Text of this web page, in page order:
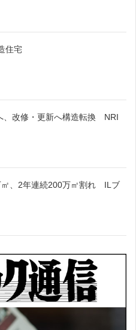
住宅
、改修・更新へ構造転換 NRI
㎡、2年連続200万㎡割れ ILブ